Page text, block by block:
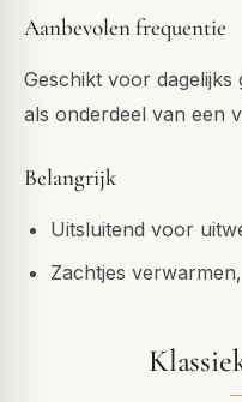
Aanbevolen frequentie
Geschikt voor
als onderdeel van een
Belangrijk
Uitsluitend voor
Zachtjes